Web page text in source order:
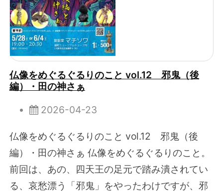
仏像をめぐるぐるりのこと vol.12 邪鬼（後
編）・田の神さぁ
2026-04-23
仏像をめぐるぐるりのこと vol.12 邪鬼（後
編）・田の神さぁ 仏像をめぐるぐるりのこと。
前回は、あの、四天王の足元で踏み潰されてい
る、哀愁漂う「邪鬼」をやったわけですが、邪